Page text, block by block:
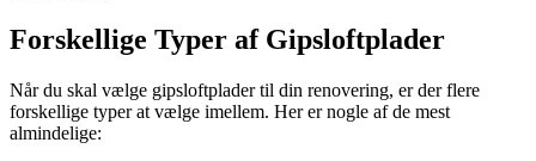
Forskellige Typer af Gipsloftplader
Når du skal vælge gipsloftplader til din renovering, er der flere
forskellige typer at vælge imellem. Her er nogle af de mest
almindelige: